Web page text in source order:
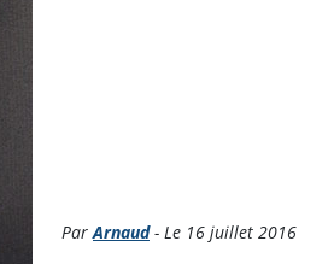
ParArnaud- Le 16 juillet 2016